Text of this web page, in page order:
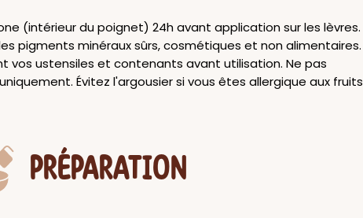
(intérieur du poignet) 24h avant application sur les lèvres.
pigments minéraux sûrs, cosmétiques et non alimentaires.
vos ustensiles et contenants avant utilisation. Ne pas
Évitez l'argousier si vous êtes allergique aux fruits
PRÉPARATION